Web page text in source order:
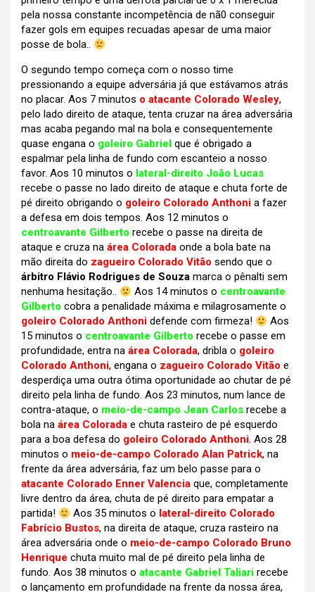
pela nossa constante incompetência de nã0 conseguir
fazer gols em equipes recuadas apesar de uma maior
posse de bola..
O segundo tempo começa com o nosso time
pressionando a equipe adversária já que estávamos atrás
no placar. Aos 7 minutos o atacante Colorado Wesley,
pelo lado direito de ataque, tenta cruzar na área adversária
mas acaba pegando mal na bola e consequentemente
quase engana o goleiro Gabriel que é obrigado a
espalmar pela linha de fundo com escanteio a nosso
favor. Aos 10 minutos o lateral-direito João Lucas
recebe o passe no lado direito de ataque e chuta forte de
pé direito obrigando o goleiro Colorado Anthoni a fazer
a defesa em dois tempos. Aos 12 minutos o
centroavante Gilberto recebe o passe na direita de
ataque e cruza na área Colorada onde a bola bate na
mão direita do zagueiro Colorado Vitão sendo que o
árbitro Flávio Rodrigues de Souza marca o pênalti sem
nenhuma hesitação..
Aos 14 minutos o centroavante
Gilberto cobra a penalidade máxima e milagrosamente o
goleiro Colorado Anthoni defende com firmeza!
Aos
15 minutos o centroavante Gilberto recebe o passe em
profundidade, entra na área Colorada, dribla o goleiro
Colorado Anthoni, engana o zagueiro Colorado Vitão e
desperdiça uma outra ótima oportunidade ao chutar de pé
direito pela linha de fundo. Aos 23 minutos, num lance de
contra-ataque, o meio-de-campo Jean Carlos recebe a
bola na área Colorada e chuta rasteiro de pé esquerdo
para a boa defesa do goleiro Colorado Anthoni. Aos 28
minutos o meio-de-campo Colorado Alan Patrick, na
frente da área adversária, faz um belo passe para o
atacante Colorado Enner Valencia que, completamente
livre dentro da área, chuta de pé direito para empatar a
partida!
Aos 35 minutos o lateral-direito Colorado
Fabrício Bustos, na direita de ataque, cruza rasteiro na
área adversária onde o meio-de-campo Colorado Bruno
Henrique chuta muito mal de pé direito pela linha de
fundo. Aos 38 minutos o atacante Gabriel Taliari recebe
o lançamento em profundidade na frente da nossa área,